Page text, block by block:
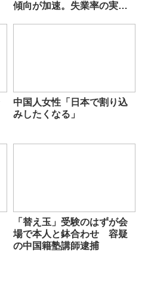
傾向が加速。失業率の実態
中国人女性「日本で割り込
みしたくなる」
「替え玉」受験のはずが会
場で本人と鉢合わせ 容疑
の中国籍塾講師逮捕